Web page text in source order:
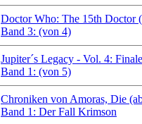
Doctor Who: The 15th Doctor
Band 3: (von 4)
Jupiter´s Legacy - Vol. 4:
Band 1: (von 5)
Chroniken von Amoras, Die
Band 1: Der Fall Krimson